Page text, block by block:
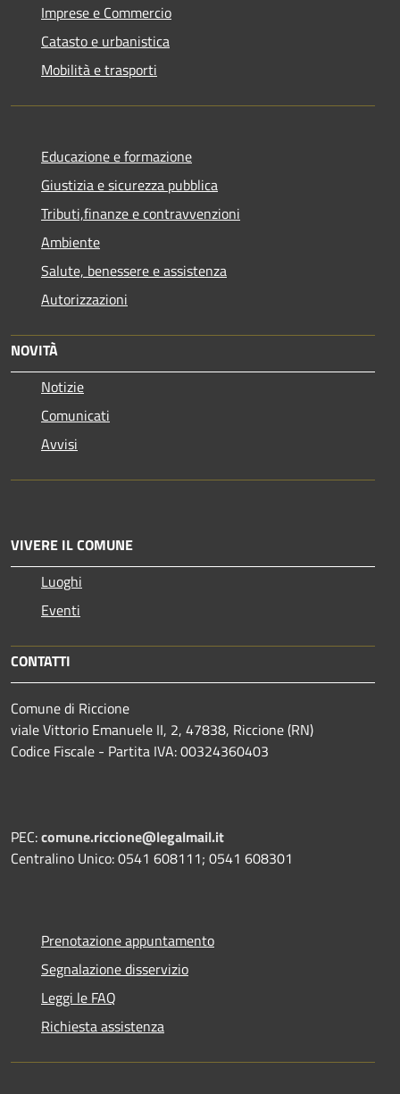
Imprese e Commercio
Catasto e urbanistica
Mobilità e trasporti
Educazione e formazione
Giustizia e sicurezza pubblica
Tributi,finanze e contravvenzioni
Ambiente
Salute, benessere e assistenza
Autorizzazioni
NOVITÀ
Notizie
Comunicati
Avvisi
VIVERE IL COMUNE
Luoghi
Eventi
CONTATTI
Comune di Riccione
viale Vittorio Emanuele II, 2, 47838, Riccione (RN)
Codice Fiscale - Partita IVA: 00324360403
PEC:comune.riccione@legalmail.it
Centralino Unico: 0541 608111; 0541 608301
Prenotazione appuntamento
Segnalazione disservizio
Leggi le FAQ
Richiesta assistenza